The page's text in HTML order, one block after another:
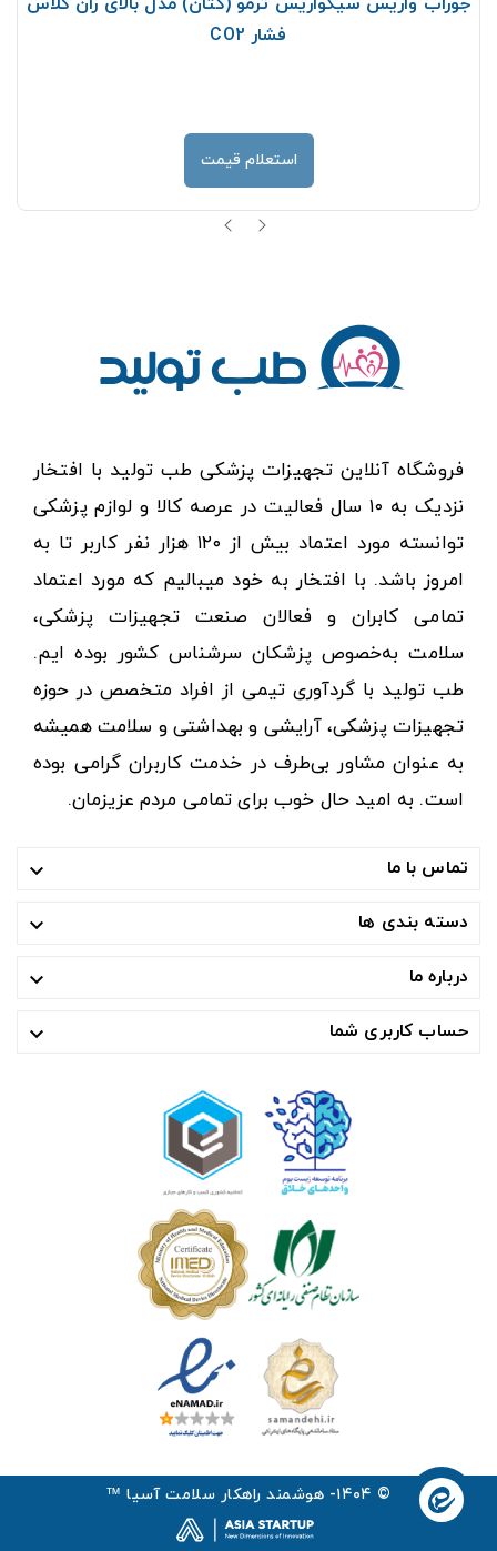
جوراب واریس سیگواریس ترمو (کتان) مدل بالای ران کلاس
فشار CO2
استعلام قیمت
فروشگاه آنلاین تجهیزات پزشکی طب تولید با افتخار
نزدیک به ۱۰ سال فعالیت در عرصه کالا و لوازم پزشکی
توانسته مورد اعتماد بیش از ۱۲۰ هزار نفر کاربر تا به
امروز باشد. با افتخار به خود میبالیم که مورد اعتماد
تمامی کابران و فعالان صنعت تجهیزات پزشکی،
سلامت به‌خصوص پزشکان سرشناس کشور بوده ایم.
طب تولید با گردآوری تیمی از افراد متخصص در حوزه
تجهیزات پزشکی، آرایشی و بهداشتی و سلامت همیشه
به عنوان مشاور بی‌طرف در خدمت کاربران گرامی بوده
است. به امید حال خوب برای تمامی مردم عزیزمان.
تماس با ما 
دسته بندی ها 
درباره ما 
حساب کاربری شما 
© ۱۴۰۴- هوشمند راهکار سلامت آسیا ™